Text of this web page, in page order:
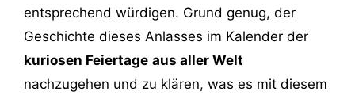
entsprechend würdigen. Grund genug, der
Geschichte dieses Anlasses im Kalender der
kuriosen Feiertage aus aller Welt
nachzugehen und zu klären, was es mit diesem